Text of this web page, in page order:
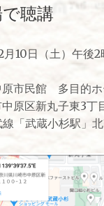
聴講
月10日（土）午後
原市民館 多目的
中原区新丸子東3
線「武蔵小杉駅